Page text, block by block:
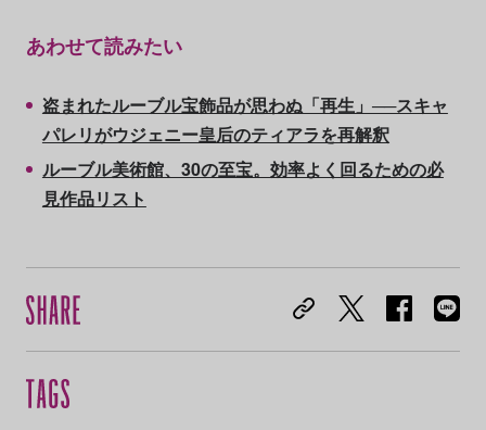
あわせて読みたい
盗まれたルーブル宝飾品が思わぬ「再生」──スキャ
パレリがウジェニー皇后のティアラを再解釈
ルーブル美術館、30の至宝。効率よく回るための必
見作品リスト